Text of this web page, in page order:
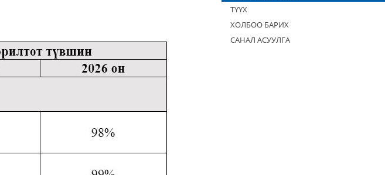
ТҮҮХ
ХОЛБОО БАРИХ
САНАЛ АСУУЛГА